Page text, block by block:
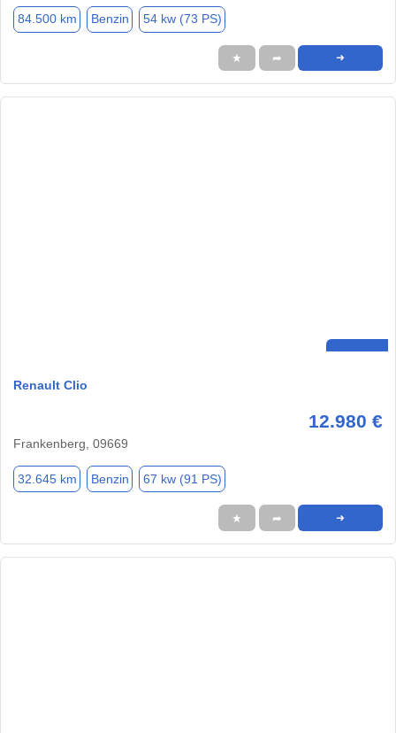
84.500 km Benzin 54 kw (73 PS)
★ ➦ ➜
Renault Clio
12.980 €
Frankenberg, 09669
32.645 km Benzin 67 kw (91 PS)
★ ➦ ➜